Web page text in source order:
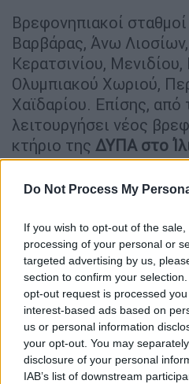
Do Not Process My
If you wish to opt-out of the
processing of your personal or
targeted advertising by us,
section to confirm your
opt-out request is processed
interest-based ads based on
us or personal information
your opt-out. You may
disclosure of your personal
IAB’s list of downstream
Βρεφονηπιακοί
Βαρβάρας, Άνω
Κερατσινίου,
Ολυμπιακού Χωριού,
Χαϊδαρίου. Επίσης, από
λειτουργήσει νέος
κτήριο της ΔΥΠΑ στο
Αγρινίου, Άρτας,
Ιωαννίνων, Καβάλας,
Καρπενησίου,
Νάουσας, Ξάνθης,
Θεσσαλονίκης, Σερρών
ο βρεφονηπιακός
υπέστη σημαντική
Daniel, αναμένεται να
στιςαρχές του 2026 .